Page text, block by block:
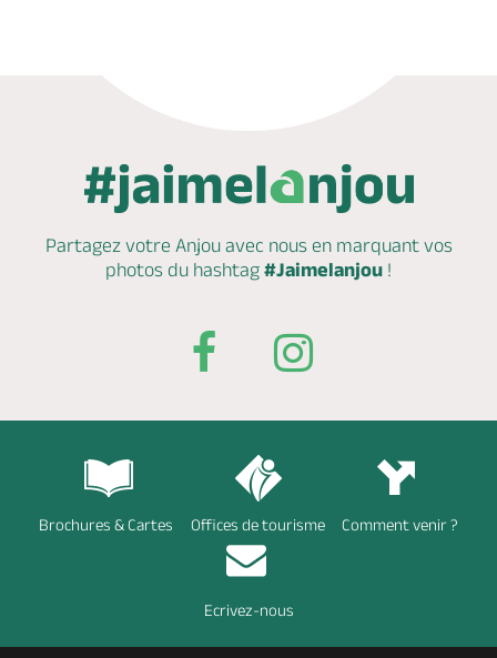
Partagez votre Anjou avec nous en marquantvos
photos du hashtag #Jaimelanjou !
Brochures & Cartes Offices de tourisme Comment venir ?
Ecrivez-nous